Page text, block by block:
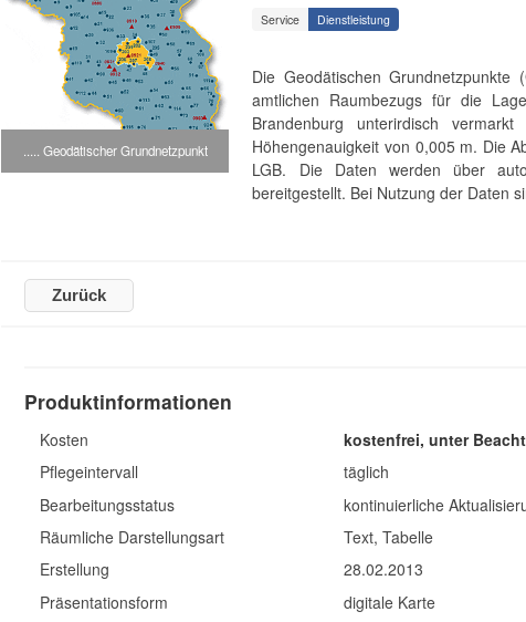
..... Geodätischer Grundnetzpunkt
Service Dienstleistung
Die Geodätischen
amtlichen Raumbezugs für die
Brandenburg unterirdisch
Höhengenauigkeit von 0,005 m. Die
LGB. Die Daten werden über
bereitgestellt. Bei Nutzung der Daten
Zurück
Produktinformationen
Kosten
kostenfrei, unter
Pflegeintervall
täglich
Bearbeitungsstatus
kontinuierliche
Räumliche Darstellungsart
Text, Tabelle
Erstellung
28.02.2013
Präsentationsform
digitale Karte